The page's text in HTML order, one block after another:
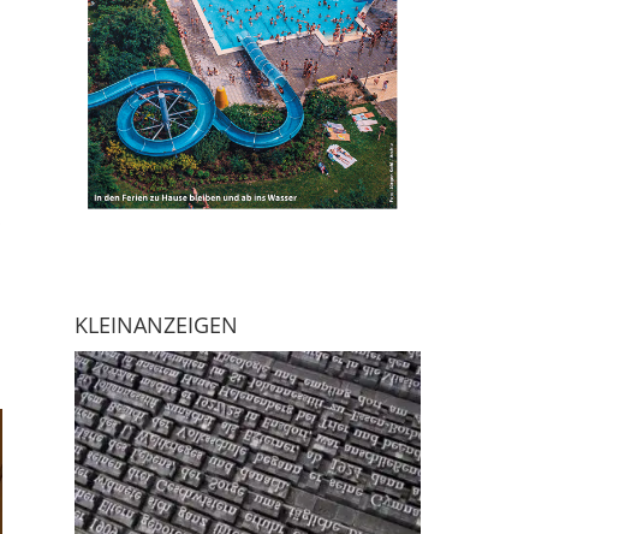
KLEINANZEIGEN